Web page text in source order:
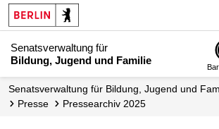
Senatsverwaltung für
Bildung, Jugend und Familie
Senats­verwaltung für Bildung, Jugend und
Presse
Pressearchiv 2025